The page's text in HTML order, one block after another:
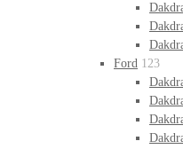
Ford 123